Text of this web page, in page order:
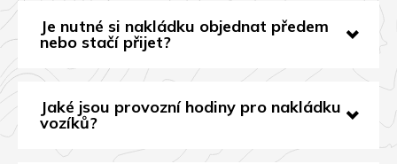
Je nutné si nakládku objednat předem
nebo stačí přijet?
Jaké jsou provozní hodiny pro nakládku
vozíků?